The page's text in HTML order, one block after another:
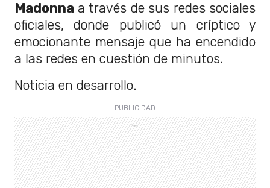
Madonna a través de sus redes sociales
oficiales, donde publicó un críptico y
emocionante mensaje que ha encendido
a las redes en cuestión de minutos.
Noticia en desarrollo.